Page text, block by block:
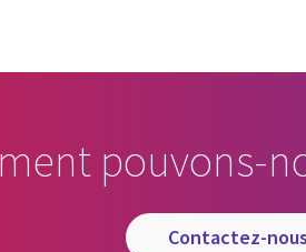
pouvons-
contactez-nous